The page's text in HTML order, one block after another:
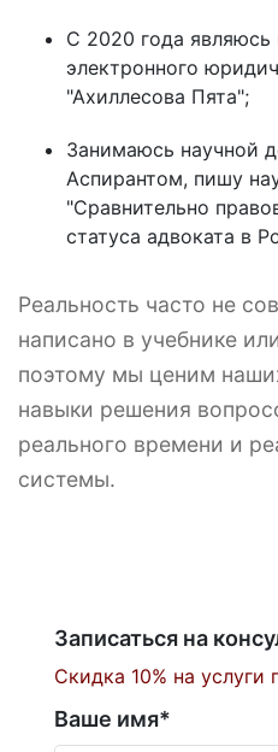
С 2020 года
электронного
"Ахиллесова Пята";
Занимаюсь научной
Аспирантом, пишу
"Сравнительно
статуса адвоката в
Реальность часто не
написано в учебнике
поэтому мы ценим
навыки решения
реального времени и
системы.
Записаться на
Скидка 10% на услуги
Ваше имя*